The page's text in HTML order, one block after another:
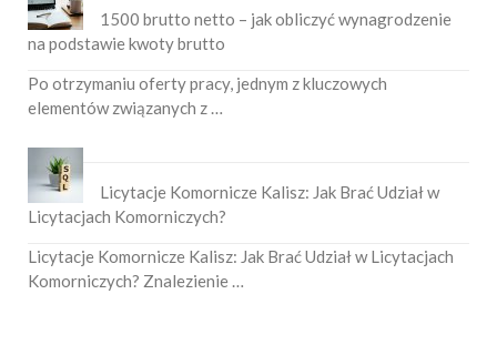
1500 brutto netto – jak obliczyć wynagrodzenie
na podstawie kwoty brutto
Po otrzymaniu oferty pracy, jednym z kluczowych
elementów związanych z …
Licytacje Komornicze Kalisz: Jak Brać Udział w
Licytacjach Komorniczych?
Licytacje Komornicze Kalisz: Jak Brać Udział w Licytacjach
Komorniczych? Znalezienie …